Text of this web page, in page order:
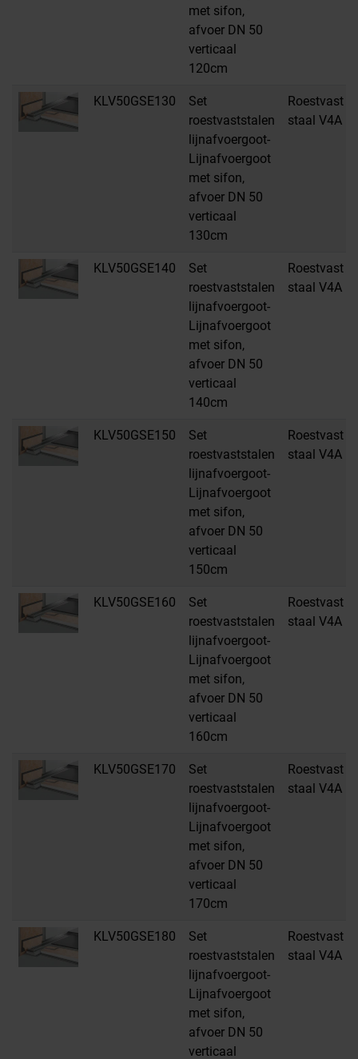
met sifon,
afvoer DN 50
verticaal
120cm
KLV50GSE130
Set
roestvaststalen
lijnafvoergoot-
Lijnafvoergoot
met sifon,
afvoer DN 50
verticaal
130cm
Roestvast
staal V4A
KLV50GSE140
Set
roestvaststalen
lijnafvoergoot-
Lijnafvoergoot
met sifon,
afvoer DN 50
verticaal
140cm
Roestvast
staal V4A
KLV50GSE150
Set
roestvaststalen
lijnafvoergoot-
Lijnafvoergoot
met sifon,
afvoer DN 50
verticaal
150cm
Roestvast
staal V4A
KLV50GSE160
Set
roestvaststalen
lijnafvoergoot-
Lijnafvoergoot
met sifon,
afvoer DN 50
verticaal
160cm
Roestvast
staal V4A
KLV50GSE170
Set
roestvaststalen
lijnafvoergoot-
Lijnafvoergoot
met sifon,
afvoer DN 50
verticaal
170cm
Roestvast
staal V4A
KLV50GSE180
Set
roestvaststalen
lijnafvoergoot-
Lijnafvoergoot
met sifon,
afvoer DN 50
verticaal
Roestvast
staal V4A